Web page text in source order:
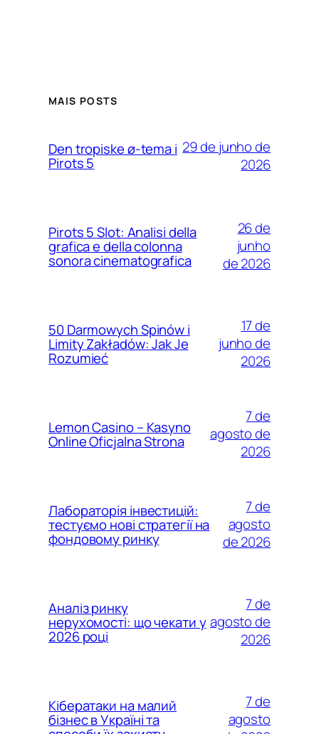
MAIS POSTS
Den tropiske ø-tema i
Pirots 5
29 de junho de
2026
Pirots 5 Slot: Analisi della
grafica e della colonna
sonora cinematografica
26 de
junho
de 2026
50 Darmowych Spinów i
Limity Zakładów: Jak Je
Rozumieć
17 de
junho de
2026
Lemon Casino – Kasyno
Online Oficjalna Strona
7 de
agosto de
2026
Лабораторія інвестицій:
тестуємо нові стратегії на
фондовому ринку
7 de
agosto
de 2026
Аналіз ринку
нерухомості: що чекати у
2026 році
7 de
agosto de
2026
Кібератаки на малий
бізнес в Україні та
7 de
agosto